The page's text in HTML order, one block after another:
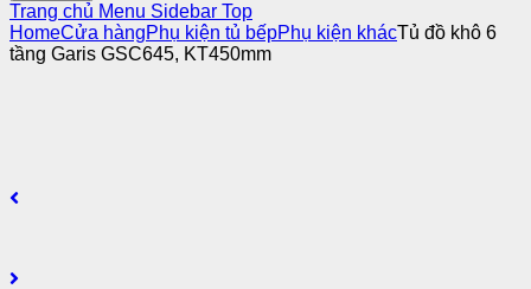
Trang chủ Menu Sidebar Top
HomeCửa hàngPhụ kiện tủ bếpPhụ kiện khácTủ đồ khô 6
tầng Garis GSC645, KT450mm